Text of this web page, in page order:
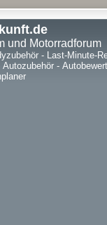
und Motorradforum
- Last-Minute-
Autozubehör -